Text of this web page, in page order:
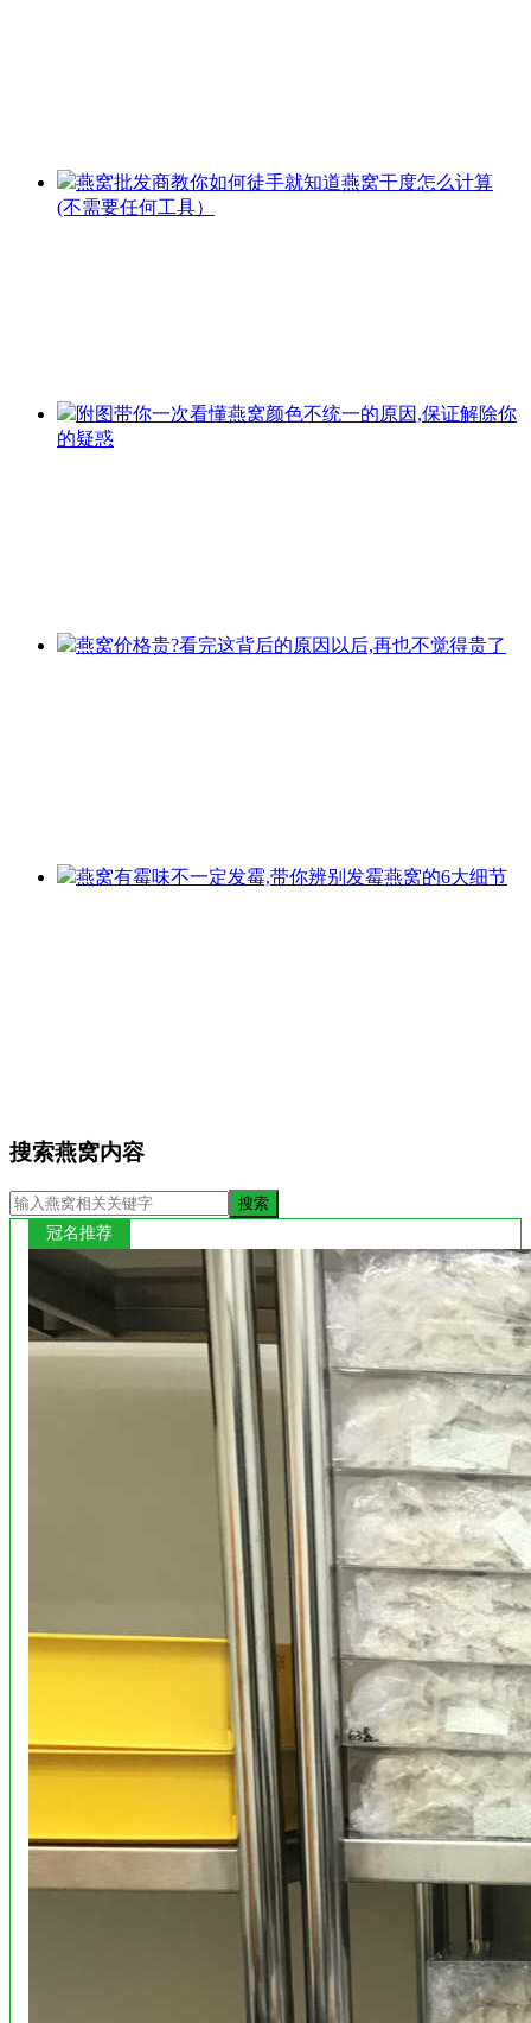
燕窝批发商教你如何徒手就知道燕窝干度怎么计算
(不需要任何工具）
附图带你一次看懂燕窝颜色不统一的原因,保证解除你
的疑惑
燕窝价格贵?看完这背后的原因以后,再也不觉得贵了
燕窝有霉味不一定发霉,带你辨别发霉燕窝的6大细节
搜索燕窝内容
冠名推荐